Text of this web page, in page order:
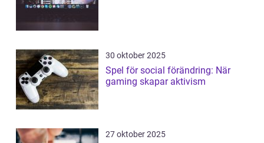
30 oktober 2025
Spel för social förändring: När
gaming skapar aktivism
27 oktober 2025